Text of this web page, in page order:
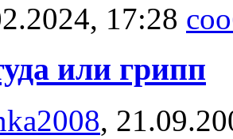
17:28
или грипп
,